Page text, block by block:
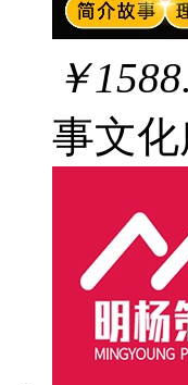
￥
事文